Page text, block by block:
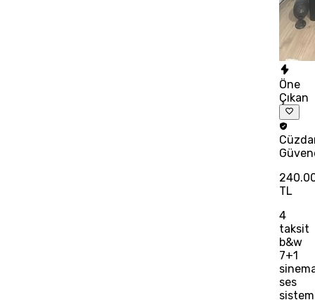
Öne
Çıkan
TL
4
taksit
b&w
7+1
ses